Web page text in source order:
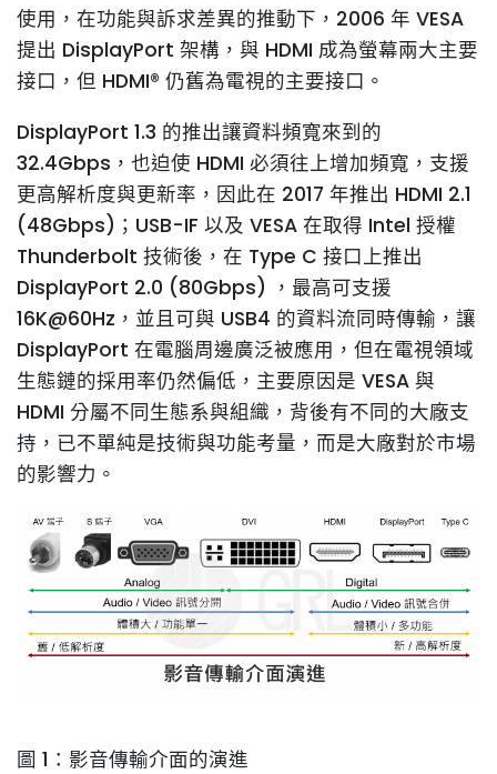
使用，在功能與訴求差異的推動下，2006 年 VESA
提出 DisplayPort 架構，與 HDMI 成為螢幕兩大主要
接口，但 HDMI® 仍舊為電視的主要接口。
DisplayPort 1.3 的推出讓資料頻寬來到的
32.4Gbps，也迫使 HDMI 必須往上增加頻寬，支援
更高解析度與更新率，因此在 2017 年推出 HDMI 2.1
(48Gbps)；USB-IF 以及 VESA 在取得 Intel 授權
Thunderbolt 技術後，在 Type C 接口上推出
DisplayPort 2.0 (80Gbps) ，最高可支援
16K@60Hz，並且可與 USB4 的資料流同時傳輸，讓
DisplayPort 在電腦周邊廣泛被應用，但在電視領域
生態鏈的採用率仍然偏低，主要原因是 VESA 與
HDMI 分屬不同生態系與組織，背後有不同的大廠支
持，已不單純是技術與功能考量，而是大廠對於市場
的影響力。
圖 1：影音傳輸介面的演進